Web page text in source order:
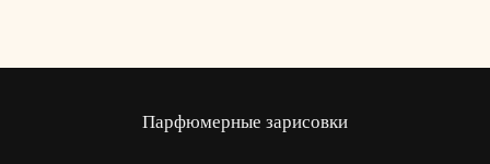
Парфюмерные зарисовки